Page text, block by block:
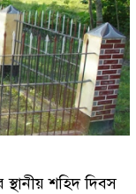
শহিদ দিবস